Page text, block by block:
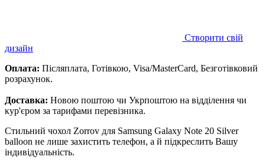
Створити свій
дизайн
Оплата: Післяплата, Готівкою, Visa/MasterCard, Безготівковий
розрахунок.
Доставка: Новою поштою чи Укрпоштою на відділення чи
кур'єром за тарифами перевізника.
Стильний чохол Zorrov для Samsung Galaxy Note 20 Silver
balloon не лише захистить телефон, а й підкреслить Вашу
індивідуальність.